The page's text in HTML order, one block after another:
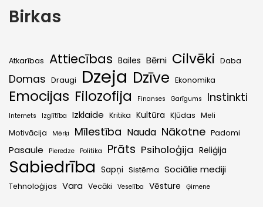
Birkas
Atkarības Attiecības Bailes Bērni Cilvēki Daba
Domas Draugi Dzeja Dzīve Ekonomika
Emocijas Filozofija Finanses Garīgums Instinkti
Internets Izglītība Izklaide Kritika Kultūra Kļūdas Meli
Motivācija
Mērķi Mīlestība Nauda Nākotne Padomi
Pasaule Pieredze Politika Prāts Psiholoģija Reliģija
Sabiedrība Sapņi Sistēma Sociālie mediji
Tehnoloģijas Vara Vecāki Veselība Vēsture Ģimene